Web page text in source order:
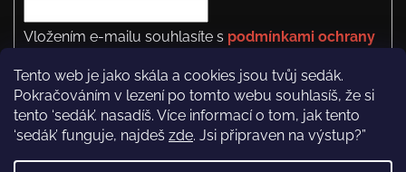
Tento web je jako skála a cookies jsou tvůj sedák.
Pokračováním v lezení po tomto webu souhlasíš, že si
tento ‘sedák’. nasadíš. Více informací o tom, jak tento
‘sedák’ funguje, najdeš zde. Jsi připraven na výstup?”
Vložením e-mailu souhlasíte s podmínkami ochrany
PŘIHLÁSIT SE